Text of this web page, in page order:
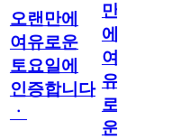
오랜만에
여유로운
토요일에
인증합니다
ㆍ
만
에
여
유
로
운